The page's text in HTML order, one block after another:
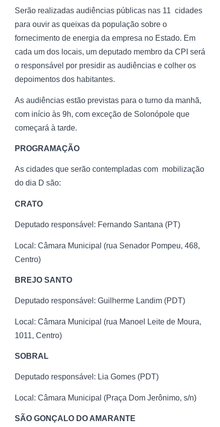
Serão realizadas audiências públicas nas 11 cidades
para ouvir as queixas da população sobre o
fornecimento de energia da empresa no Estado. Em
cada um dos locais, um deputado membro da CPI será
o responsável por presidir as audiências e colher os
depoimentos dos habitantes.
As audiências estão previstas para o turno da manhã,
com início às 9h, com exceção de Solonópole que
começará à tarde.
PROGRAMAÇÃO
As cidades que serão contempladas com mobilização
do dia D são:
CRATO
Deputado responsável: Fernando Santana (PT)
Local: Câmara Municipal (rua Senador Pompeu, 468,
Centro)
BREJO SANTO
Deputado responsável: Guilherme Landim (PDT)
Local: Câmara Municipal (rua Manoel Leite de Moura,
1011, Centro)
SOBRAL
Deputado responsável: Lia Gomes (PDT)
Local: Câmara Municipal (Praça Dom Jerônimo, s/n)
SÃO GONÇALO DO AMARANTE